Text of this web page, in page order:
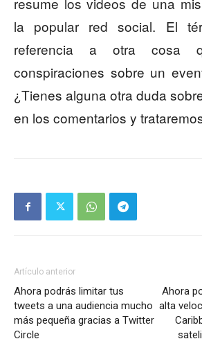
la popular red social. El
referencia a otra cosa
conspiraciones sobre un
¿Tienes alguna otra duda
en los comentarios y
Artículo anterior
Ahora podrás limitar tus
tweets a una audiencia mucho
más pequeña gracias a Twitter
Circle
Ahora
alta